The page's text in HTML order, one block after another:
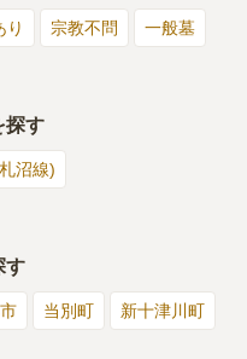
あります。手入れも行き
盆の時期はラッシュアワ
の内容かほとんど利用し
は行き届いていると思い
。花は近所の農家で買え
おいたほうがいいです。
り 宗教不問 一般墓
探す
沼線)
す
当別町 新十津川町